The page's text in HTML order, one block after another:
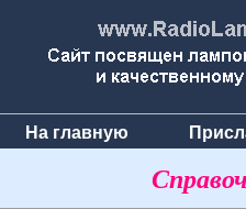
На главную